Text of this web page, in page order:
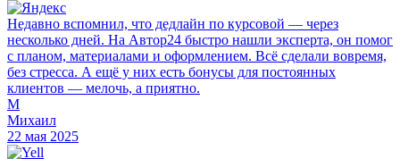
Недавно вспомнил, что дедлайн по курсовой — через
несколько дней. На Автор24 быстро нашли эксперта, он помог
с планом, материалами и оформлением. Всё сделали вовремя,
без стресса. А ещё у них есть бонусы для постоянных
клиентов — мелочь, а приятно.
М
Михаил
22 мая 2025